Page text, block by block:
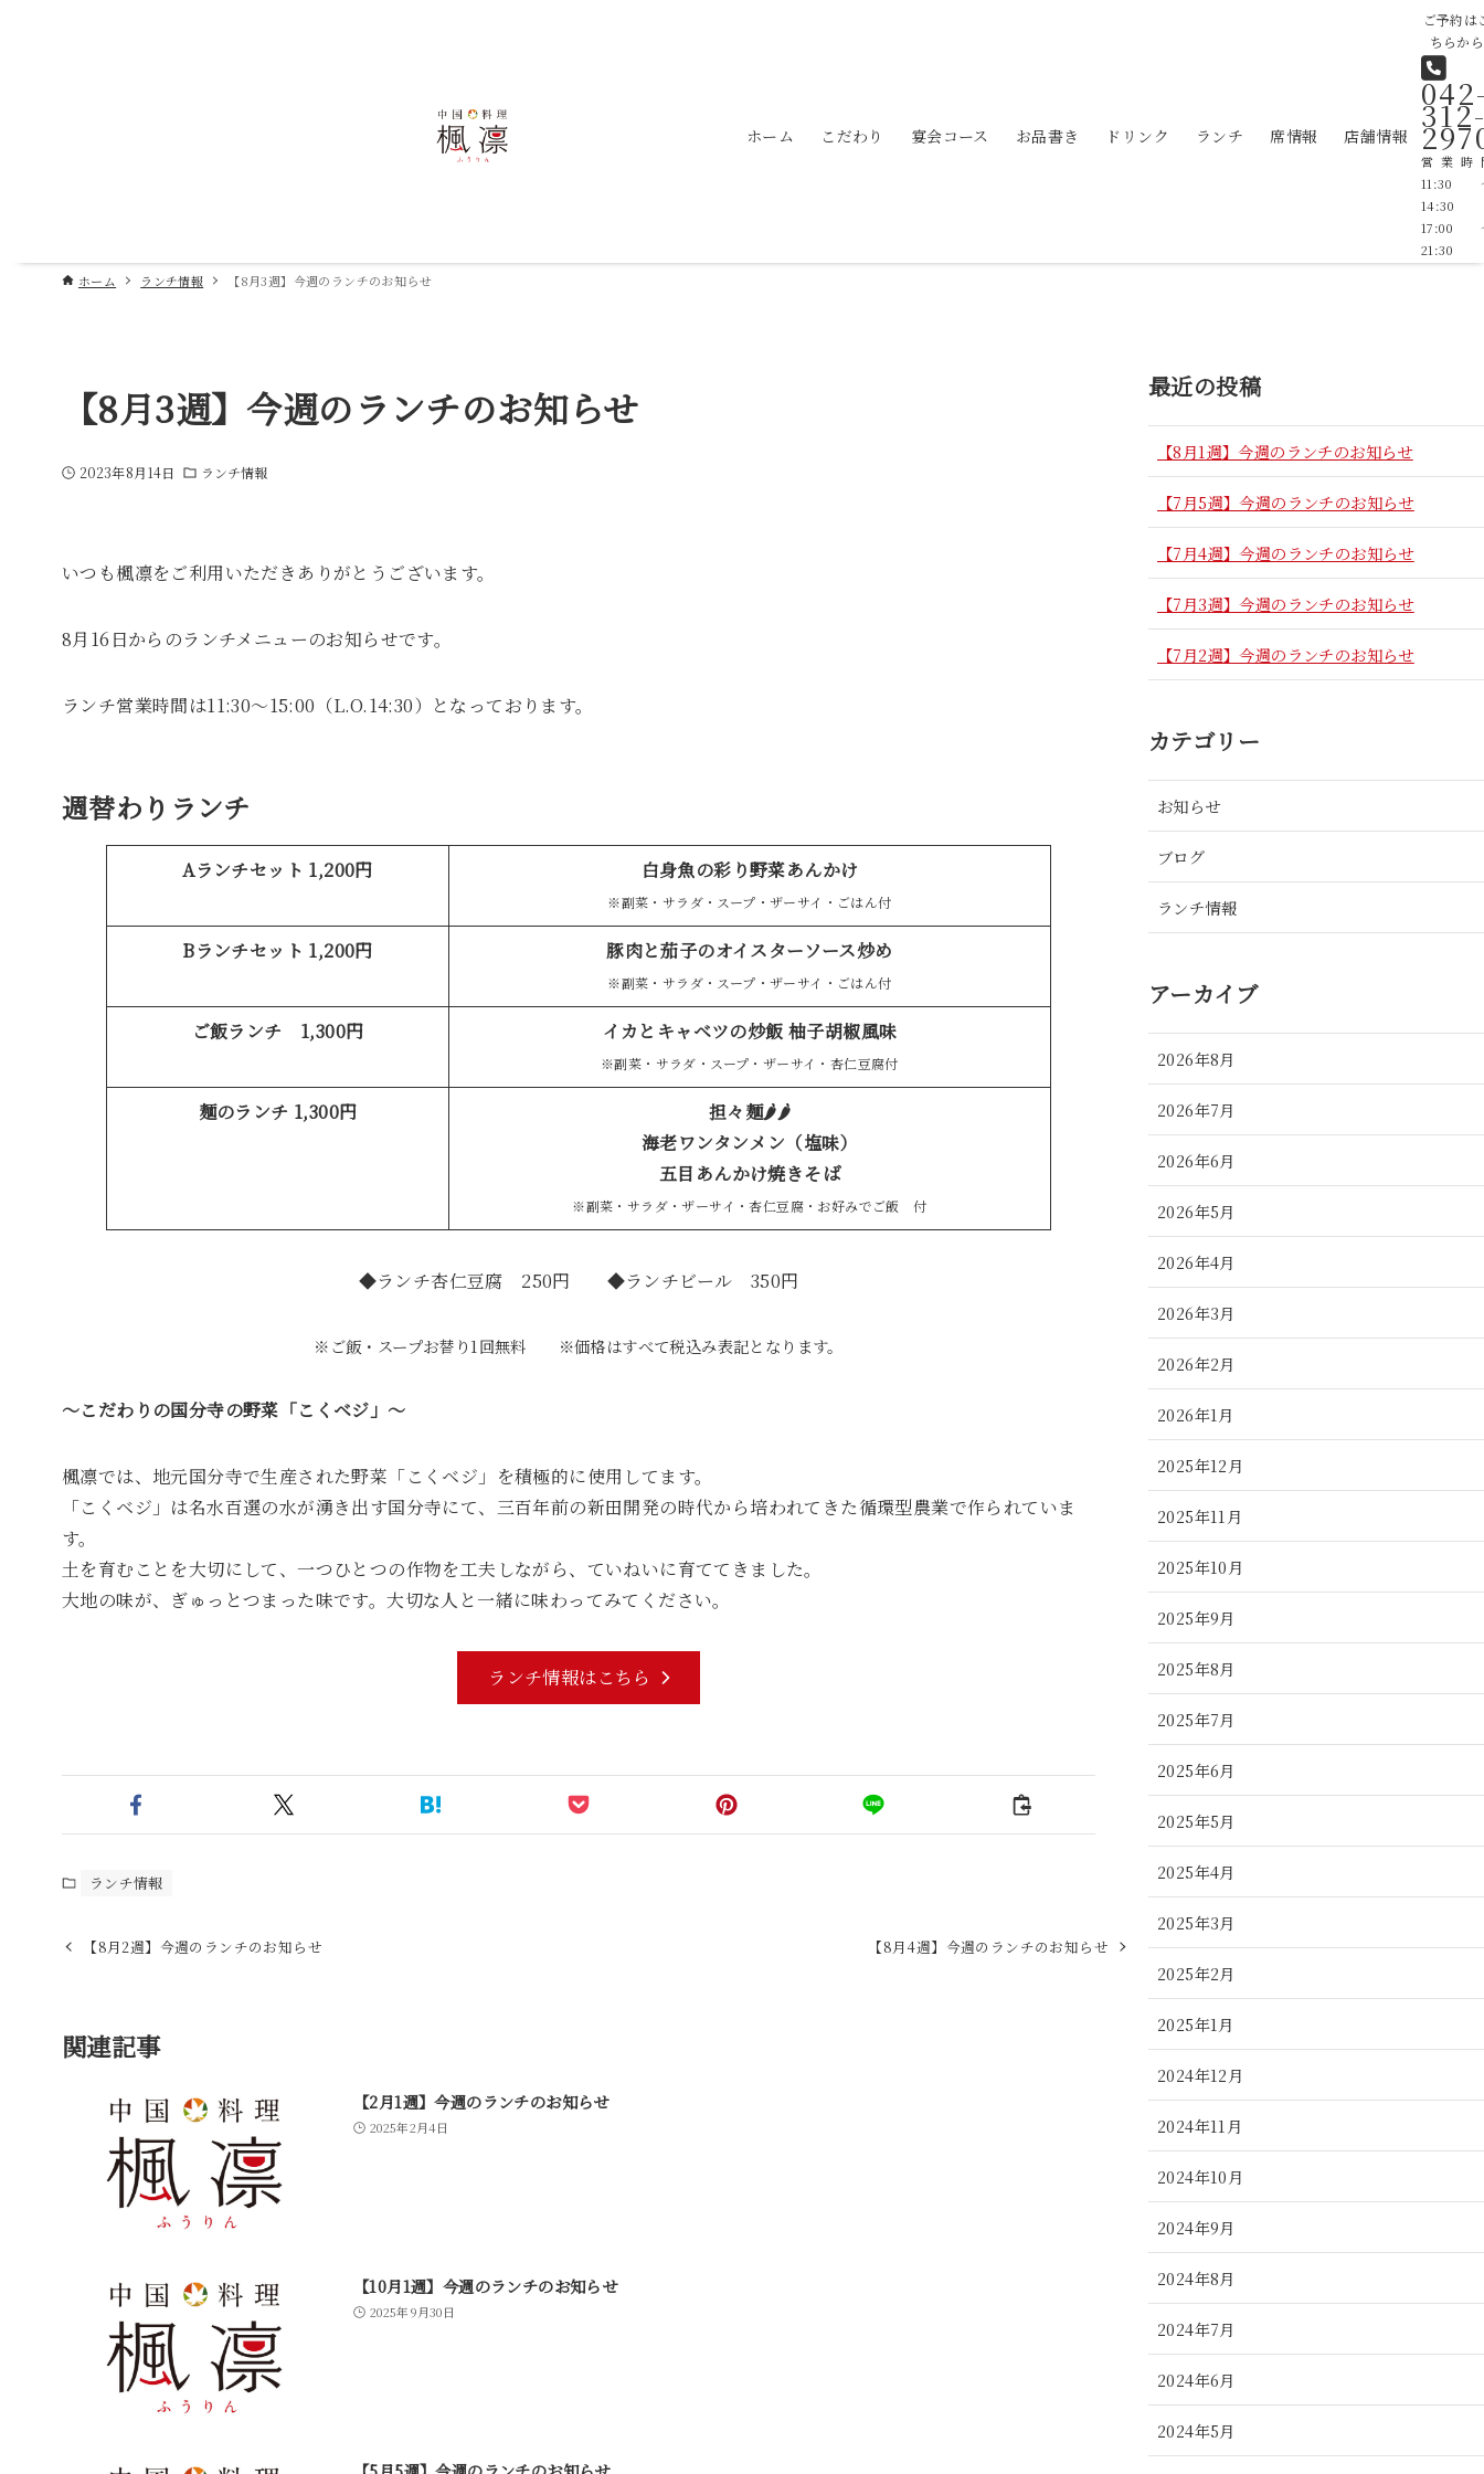
ホーム こだわり 宴会コース お品書き ドリンク ランチ 席情報 店舗情報
ご予約は
ちらから
営業時
11:30
14:30
17:00
21:30
ホーム
ランチ情報 【8月3週】今週のランチのお知らせ
【8月3週】今週のランチのお知らせ
2023年8月14日 ランチ情報
いつも楓凛をご利用いただきありがとうございます。
8月16日からのランチメニューのお知らせです。
ランチ営業時間は11:30～15:00（L.O.14:30）となっております。
週替わりランチ
Aランチセット 1,200円 白身魚の彩り野菜あんかけ
※副菜・サラダ・スープ・ザーサイ・ごはん付
Bランチセット 1,200円 豚肉と茄子のオイスターソース炒め
※副菜・サラダ・スープ・ザーサイ・ごはん付
ご飯ランチ 1,300円 イカとキャベツの炒飯 柚子胡椒風味
※副菜・サラダ・スープ・ザーサイ・杏仁豆腐付
麺のランチ 1,300円
担々麺🌶🌶
海老ワンタンメン（塩味）
五目あんかけ焼きそば
※副菜・サラダ・ザーサイ・杏仁豆腐・お好みでご飯 付
◆ランチ杏仁豆腐 250円 ◆ランチビール 350円
※ご飯・スープお替り1回無料 ※価格はすべて税込み表記となります。
～こだわりの国分寺の野菜「こくベジ」～
楓凛では、地元国分寺で生産された野菜「こくベジ」を積極的に使用してます。
「こくベジ」は名水百選の水が湧き出す国分寺にて、三百年前の新田開発の時代から培われてきた循環型農業で作られていま
す。
土を育むことを大切にして、一つひとつの作物を工夫しながら、ていねいに育ててきました。
大地の味が、ぎゅっとつまった味です。大切な人と一緒に味わってみてください。
ランチ情報はこちら
ランチ情報
【8月2週】今週のランチのお知らせ 【8月4週】今週のランチのお知らせ
関連記事
【2月1週】今週のランチのお知らせ
2025年2月4日
【10月1週】今週のランチのお知らせ
2025年9月30日
最近の投稿
【8月1週】今週のランチのお知らせ
【7月5週】今週のランチのお知らせ
【7月4週】今週のランチのお知らせ
【7月3週】今週のランチのお知らせ
【7月2週】今週のランチのお知らせ
カテゴリー
お知らせ
ブログ
ランチ情報
アーカイブ
2026年8月
2026年7月
2026年6月
2026年5月
2026年4月
2026年3月
2026年2月
2026年1月
2025年12月
2025年11月
2025年10月
2025年9月
2025年8月
2025年7月
2025年6月
2025年5月
2025年4月
2025年3月
2025年2月
2025年1月
2024年12月
2024年11月
2024年10月
2024年9月
2024年8月
2024年7月
2024年6月
2024年5月